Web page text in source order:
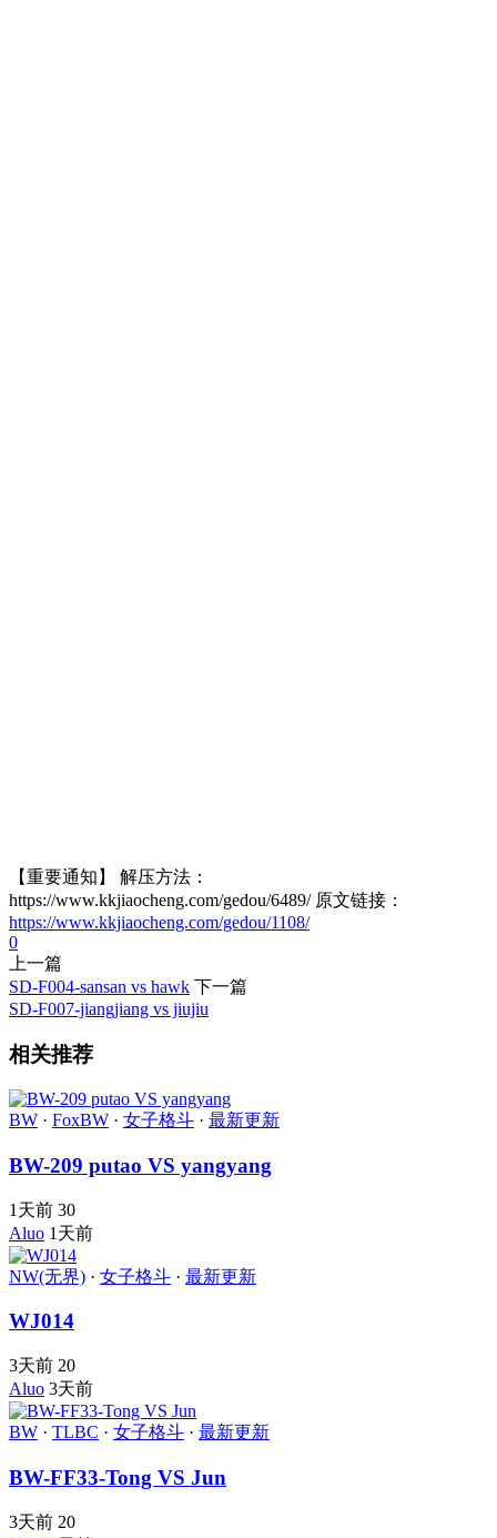
【重要通知】 解压方法：
https://www.kkjiaocheng.com/gedou/6489/ 原文链接：
https://www.kkjiaocheng.com/gedou/1108/
0
上一篇
SD-F004-sansan vs hawk 下一篇
SD-F007-jiangjiang vs jiujiu
相关推荐
BW · FoxBW · 女子格斗 · 最新更新
BW-209 putao VS yangyang
1天前 30
Aluo 1天前
NW(无界) · 女子格斗 · 最新更新
WJ014
3天前 20
Aluo 3天前
BW · TLBC · 女子格斗 · 最新更新
BW-FF33-Tong VS Jun
3天前 20